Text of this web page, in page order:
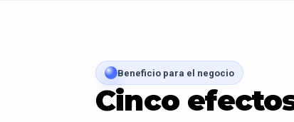
Beneficio para el negocio
Cinco